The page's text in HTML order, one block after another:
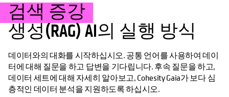
검색 증강
생성(RAG) AI의 실행 방식
데이터와의 대화를 시작하십시오. 공통 언어를 사용하여 데이
터에 대해 질문을 하고 답변을 기다립니다. 후속 질문을 하고,
데이터 세트에 대해 자세히 알아보고, Cohesity Gaia가 보다 심
층적인 데이터 분석을 지원하도록 하십시오.